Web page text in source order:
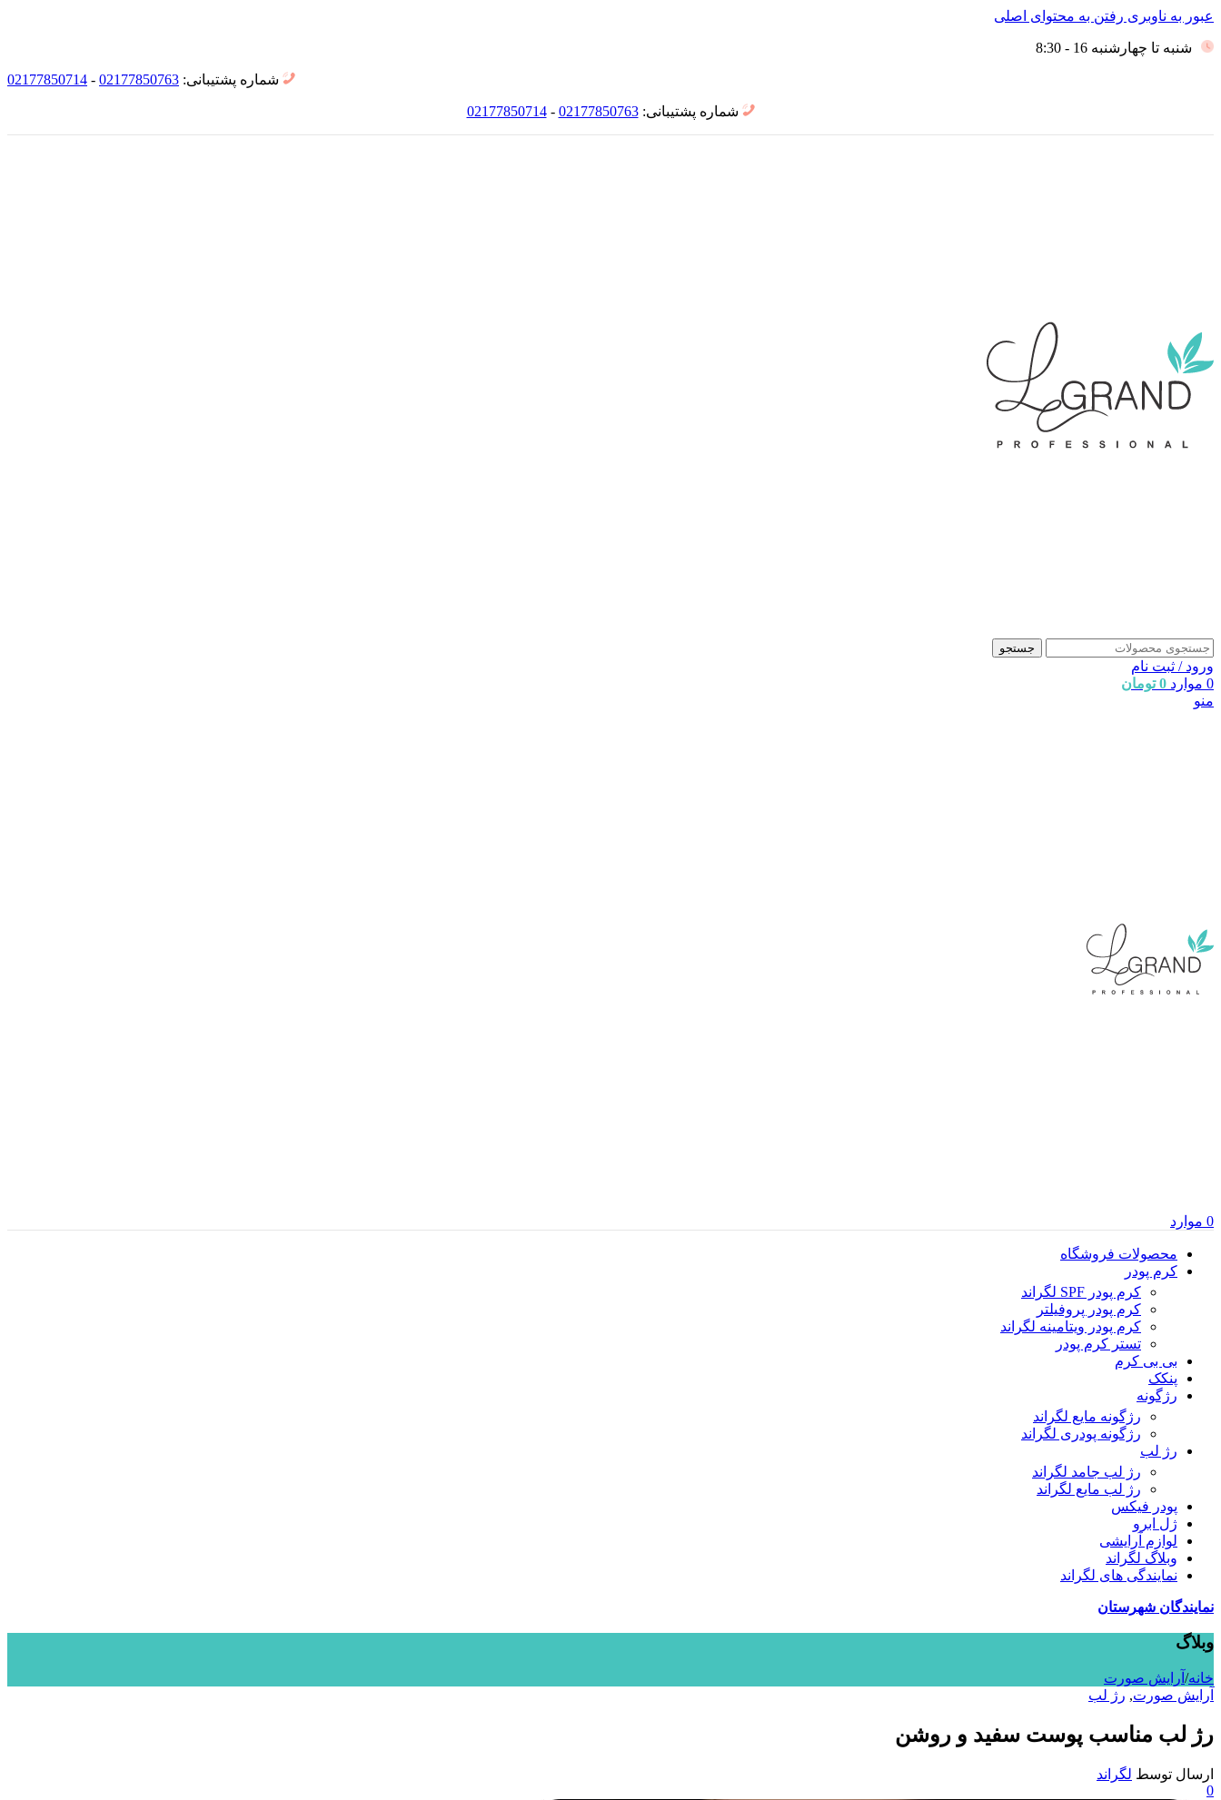
عبور به ناوبری رفتن به محتوای اصلی
شنبه تا چهارشنبه 16 - 8:30
شماره پشتیبانی: 02177850763
-
02177850714
شماره پشتیبانی:02177850763
-
02177850714
جستجو
ورود / ثبت نام
0 موارد 0 تومان
منو
0 موارد
محصولات فروشگاه
کرم پودر
کرم پودر SPF لگراند
کرم پودر پروفیلتر
کرم پودر ویتامینه لگراند
تستر کرم پودر
بی بی کرم
پنکک
رژگونه
رژگونه مایع لگراند
رژگونه پودری لگراند
رژ لب
رژ لب جامد لگراند
رژ لب مایع لگراند
پودر فیکس
ژل ابرو
لوازم آرایشی
وبلاگ لگراند
نمایندگی های لگراند
نمایندگان شهرستان
وبلاگ
خانه/ آرایش صورت
آرایش صورت, رژ لب
رژ لب مناسب پوست سفید و روشن
ارسال توسط لگراند
0